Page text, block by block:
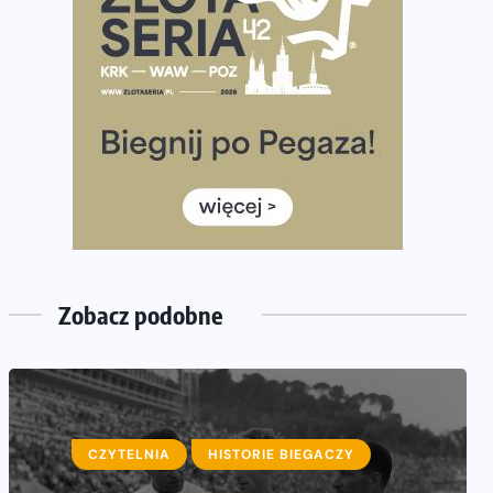
półmaratonem
Już w tę sobotę 35. Bieg Powstania Warszawskiego.
Wystartuje rekordowa liczba uczestników
poradnik przed startem
Ile razy w tygodniu biegać? 3 treningi wystarczą? Jak
często biegać, żeby robić postępy
Już w ten weekend! Przed nami Nocny Portowy
wiedzieć
Zobacz podobne
CZYTELNIA HISTORIE BIEGACZY
LUDZIE PSYCHOLOGIA BIEGANIA